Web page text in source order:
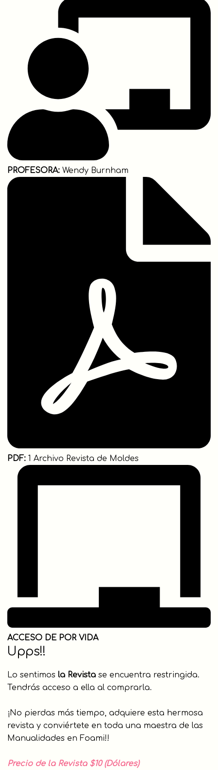
PROFESORA: Wendy Burnham
PDF: 1 Archivo Revista de Moldes
ACCESO DE POR VIDA
Upps!!
Lo sentimos la Revista se encuentra restringida.
Tendrás acceso a ella al comprarla.
¡No pierdas más tiempo, adquiere esta hermosa
revista y conviértete en toda una maestra de las
Manualidades en Foami!!
Precio de la Revista $10 (Dólares)